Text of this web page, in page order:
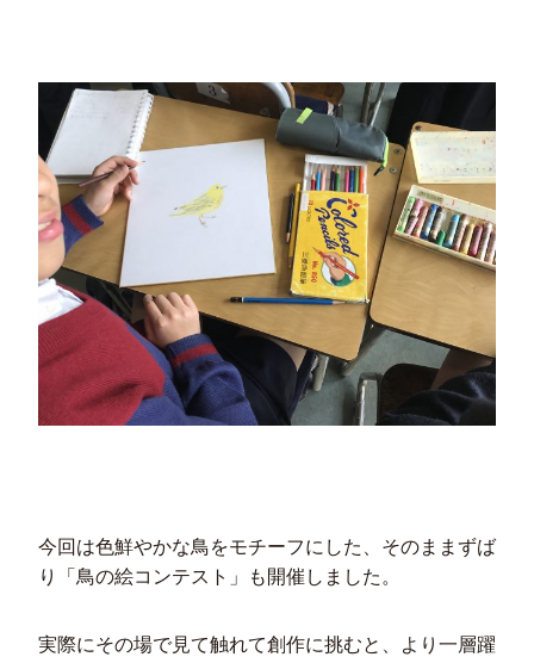
今回は色鮮やかな鳥をモチーフにした、そのままずば
り「鳥の絵コンテスト」も開催しました。
実際にその場で見て触れて創作に挑むと、より一層躍